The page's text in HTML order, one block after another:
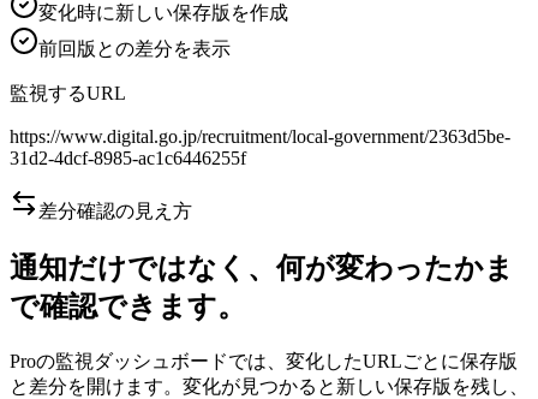
変化時に新しい保存版を作成
前回版との差分を表示
監視するURL
https://www.digital.go.jp/recruitment/local-government/2363d5be-
31d2-4dcf-8985-ac1c6446255f
差分確認の見え方
通知だけではなく、何が変わったかま
で確認できます。
Proの監視ダッシュボードでは、変化したURLごとに保存版
と差分を開けます。変化が見つかると新しい保存版を残し、